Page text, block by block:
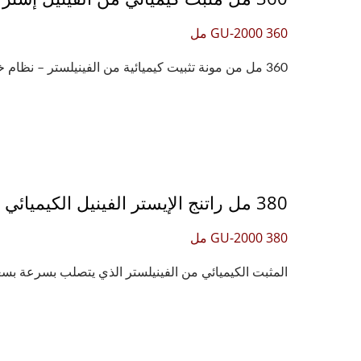
GU-2000 360 مل
360 مل من مونة تثبيت كيميائية من الفينيلستر – نظام خرطوشة راتنج سريع التصلب GU-2000 360 مل...
380 مل راتنج الإيستر الفينيل الكيميائي للربط مع مقاومة كيميائية ممتازة للمواد شبه المجوفة
GU-2000 380 مل
المثبت الكيميائي من الفينيلستر الذي يتصلب بسرعة بسعة 380 مل هو حل مثالي لتثبيت